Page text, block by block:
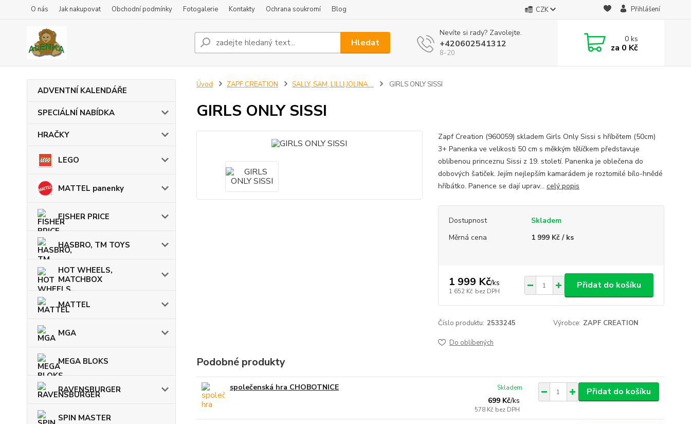
O nás Jak nakupovat Obchodní podmínky Fotogalerie Kontakty Ochrana soukromí Blog CZK Přihlášení
Hledat
Nevíte si rady? Zavolejte.
+420602541312
8-20
0ks
za 0 Kč
ADVENTNÍ KALENDÁŘE
SPECIÁLNÍ NABÍDKA
HRAČKY
LEGO
MATTEL panenky
FISHER PRICE
HASBRO, TM TOYS
HOT WHEELS,
MATCHBOX
MATTEL
MGA
MEGA BLOKS
RAVENSBURGER
SPIN MASTER
Úvod ZAPF CREATION SALLY, SAM, LILLI,JOLINA.... GIRLS ONLY SISSI
GIRLS ONLY SISSI
Zapf Creation (960059) skladem Girls Only Sissi s hříbětem (50cm)
3+ Panenka ve velikosti 50 cm s měkkým tělíčkem představuje
oblíbenou princeznu Sissi z 19. století. Panenka je oblečena do
dobových šatiček. Jejím nejlepším kamarádem je roztomilé bílo-hnědé
hříbátko. Panence se dají uprav... celý popis
Dostupnost
Skladem
Měrná cena
1 999 Kč / ks
1 999 Kč/ks
1 652 Kč bez DPH
Přidat do košíku
Číslo produktu: 2533245 Výrobce: ZAPF CREATION
Do oblíbených
Podobné produkty
společenská hra CHOBOTNICE
699 Kč/ks
578 Kč bez DPH
Skladem Přidat do košíku